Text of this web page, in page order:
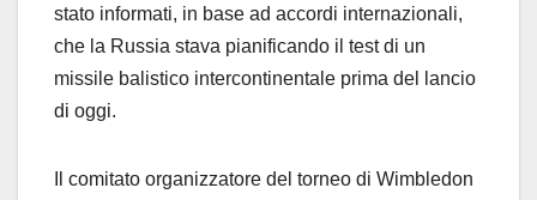
stato informati, in base ad accordi internazionali,
che la Russia stava pianificando il test di un
missile balistico intercontinentale prima del lancio
di oggi.
Il comitato organizzatore del torneo di Wimbledon